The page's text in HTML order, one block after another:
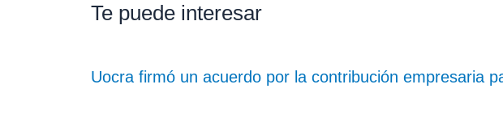
Te puede interesar
Uocra firmó un acuerdo por la contribución empresaria